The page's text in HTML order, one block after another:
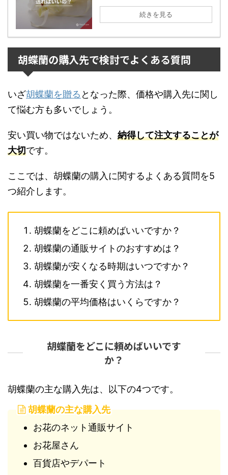
続きを見る
胡蝶蘭の購入先で検討でよくある質問
いざ胡蝶蘭を贈る となった際、価格や購入先に関し
て悩む方も多いでしょう。
安い買い物ではないため、 納得して注文することが
大切です。
ここでは、胡蝶蘭の購入に関するよくある質問を5
つ紹介します。
胡蝶蘭をどこに頼めばいいですか？
胡蝶蘭の通販サイトのおすすめは？
胡蝶蘭が安くなる時期はいつですか？
胡蝶蘭を一番安く買う方法は？
胡蝶蘭の平均価格はいくらですか？
胡蝶蘭をどこに頼めばいいです
か？
胡蝶蘭の主な購入先は、以下の4つです。
胡蝶蘭の主な購入先
お花のネット通販サイト
お花屋さん
百貨店やデパート